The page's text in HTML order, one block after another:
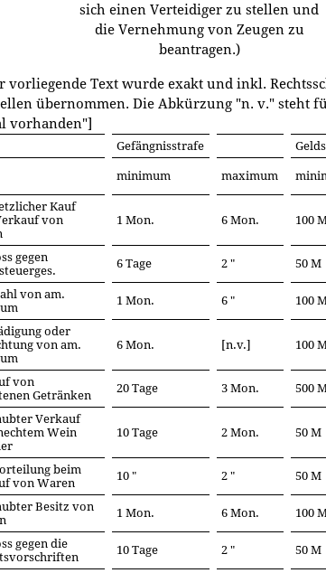
sich einen Verteidiger zu stellen und
die Vernehmung von Zeugen zu
beantragen.)
vorliegende Text wurde exakt und inkl.
übernommen. Die Abkürzung "n. v." steht
vorhanden"]
Gefängnisstrafe
minimum maximum
Kauf
von
1 Mon. 6 Mon. 100
gegen
6 Tage 2 " 50 M
von am.
1 Mon. 6 " 100
oder
von am.
6 Mon. [n.v.] 100
von
Getränken
20 Tage 3 Mon. 500
Verkauf
Wein
10 Tage 2 Mon. 50 M
beim
von Waren
10 " 2 " 50 M
Besitz von
1 Mon. 6 Mon. 100
gegen die
10 Tage 2 " 50 M